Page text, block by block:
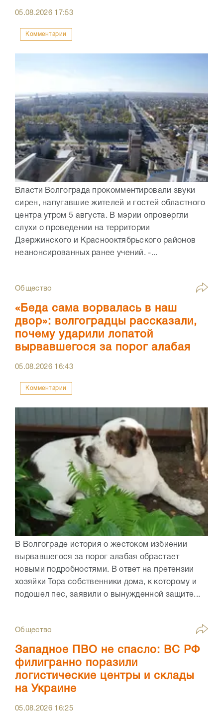
05.08.2026 17:53
Комментарии
Власти Волгограда прокомментировали звуки
сирен, напугавшие жителей и гостей областного
центра утром 5 августа. В мэрии опровергли
слухи о проведении на территории
Дзержинского и Краснооктябрьского районов
неанонсированных ранее учений. -...
Общество
«Беда сама ворвалась в наш
двор»: волгоградцы рассказали,
почему ударили лопатой
вырвавшегося за порог алабая
05.08.2026 16:43
Комментарии
В Волгограде история о жестоком избиении
вырвавшегося за порог алабая обрастает
новыми подробностями. В ответ на претензии
хозяйки Тора собственники дома, к которому и
подошел пес, заявили о вынужденной защите...
Общество
Западное ПВО не спасло: ВС РФ
филигранно поразили
логистические центры и склады
на Украине
05.08.2026 16:25